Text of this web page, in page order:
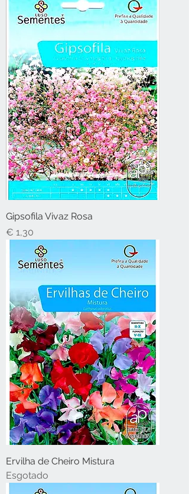
Gipsofila Vivaz Rosa
Preço
€ 1,30
Ervilha de Cheiro Mistura
Esgotado